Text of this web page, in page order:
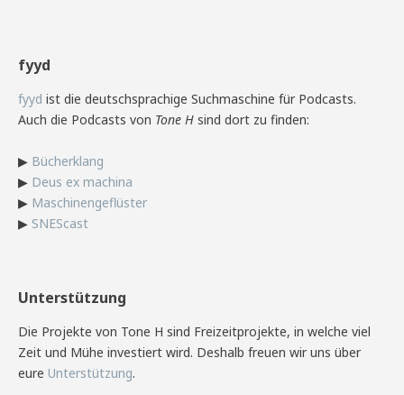
fyyd
fyyd ist die deutschsprachige Suchmaschine für Podcasts.
Auch die Podcasts von Tone H sind dort zu finden:
▶ Bücherklang
▶ Deus ex machina
▶ Maschinengeflüster
▶ SNEScast
Unterstützung
Die Projekte von Tone H sind Freizeitprojekte, in welche viel
Zeit und Mühe investiert wird. Deshalb freuen wir uns über
eure Unterstützung.